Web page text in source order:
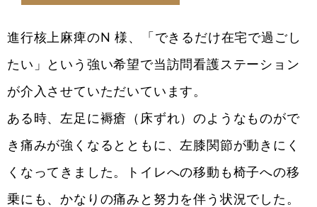
進行核上麻痺のN 様、「できるだけ在宅で過ごし
たい」という強い希望で当訪問看護ステーション
が介入させていただいています。
ある時、左足に褥瘡（床ずれ）のようなものがで
き痛みが強くなるとともに、左膝関節が動きにく
くなってきました。トイレへの移動も椅子への移
乗にも、かなりの痛みと努力を伴う状況でした。